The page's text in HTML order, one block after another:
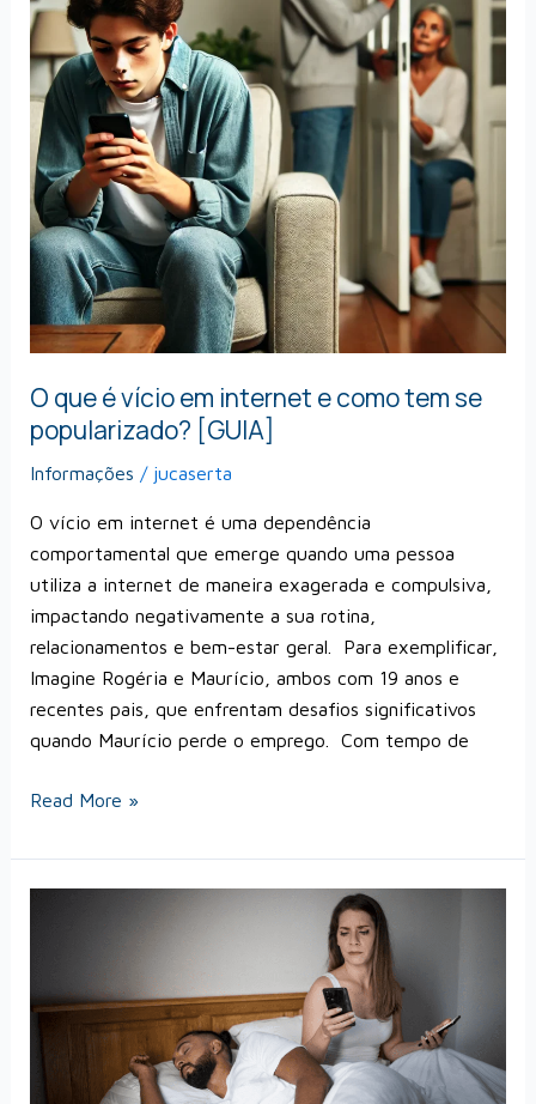
O que é vício em internet e como tem se
popularizado? [GUIA]
Informações / jucaserta
O vício em internet é uma dependência
comportamental que emerge quando uma pessoa
utiliza a internet de maneira exagerada e compulsiva,
impactando negativamente a sua rotina,
relacionamentos e bem-estar geral. Para exemplificar,
Imagine Rogéria e Maurício, ambos com 19 anos e
recentes pais, que enfrentam desafios significativos
quando Maurício perde o emprego. Com tempo de
em
internet
e
como
tem
se
popularizado?
[GUIA]
Read More »
vício
pornografia?
Malefícios